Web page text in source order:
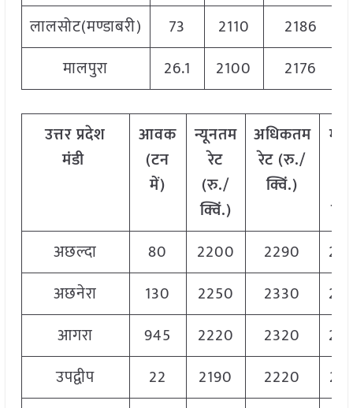
लालसोट(मण्डाबरी)
73 2110 2186
मालपुरा
26.1 2100 2176
उत्तरप्रदेश
मंडी
आवक
(टन
में)
न्यूनतम
रेट
(रु./
क्विं.)
अधिकतम
रेट (रु./
क्विं.)
अछल्दा
80 2200 2290
अछनेरा
130 2250 2330
आगरा
945 2220 2320
उपद्वीप
22 2190 2220